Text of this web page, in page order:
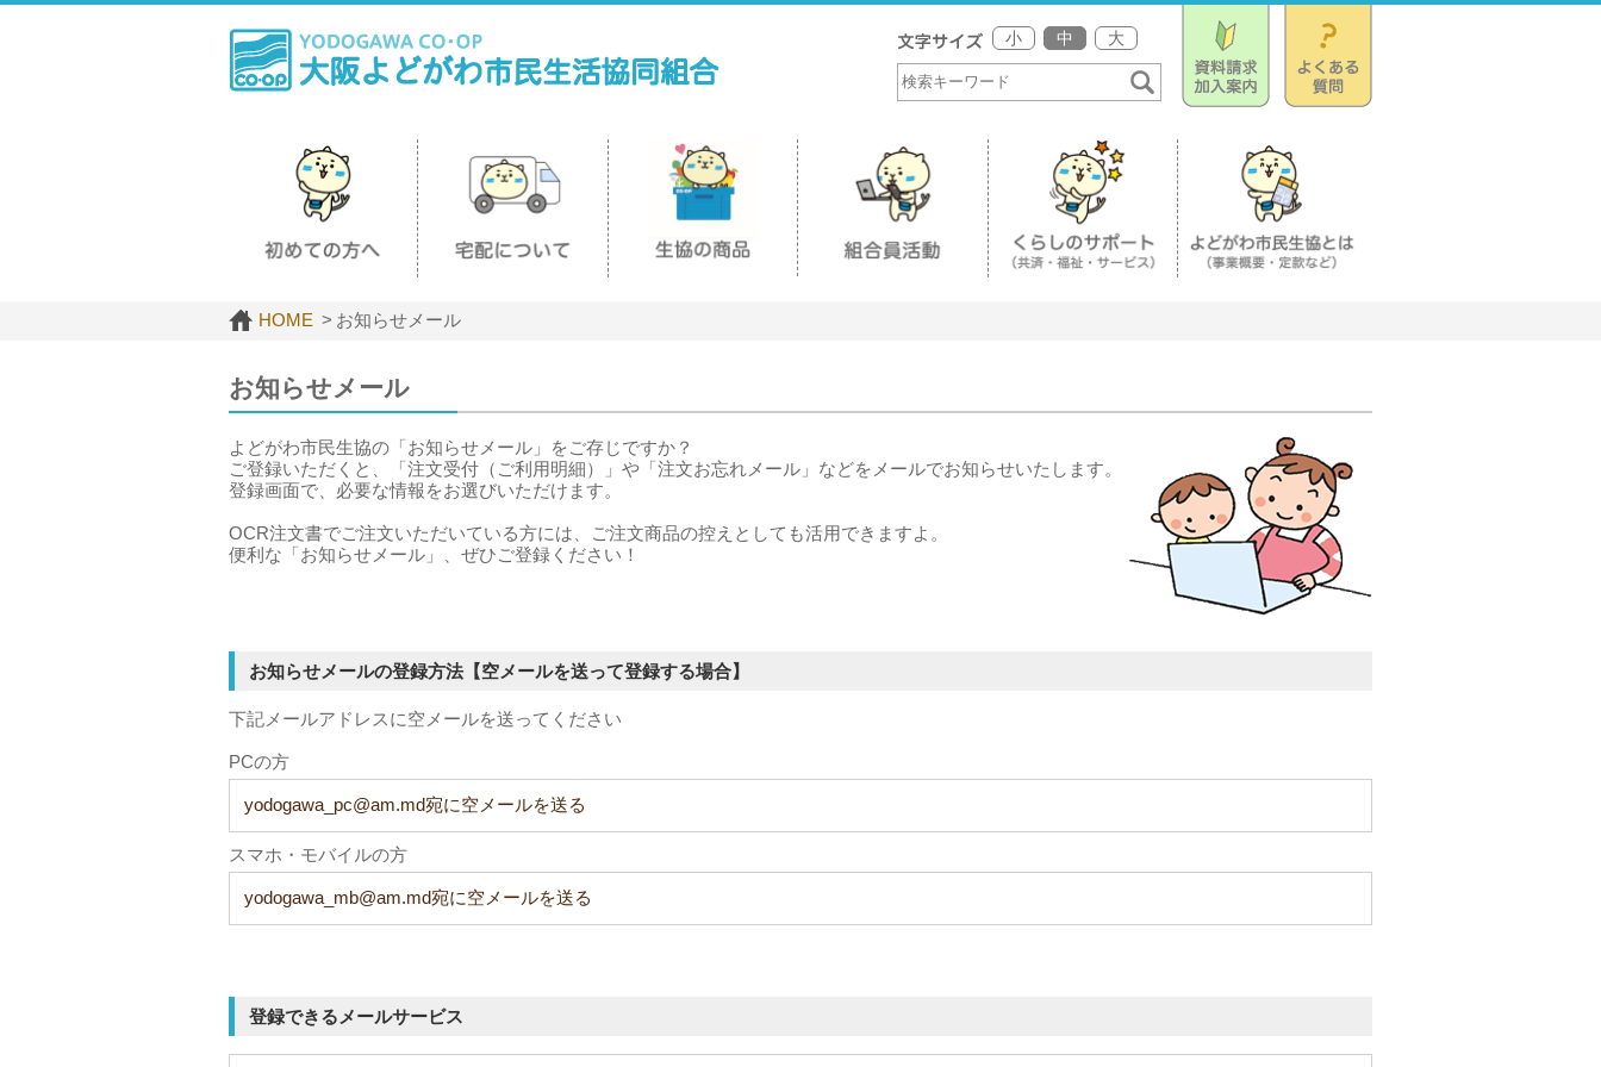
小 中 大
HOME お知らせメール
お知らせメール
よどがわ市民生協の「お知らせメール」をご存じですか？
ご登録いただくと、「注文受付（ご利用明細）」や「注文お忘れメール」などをメールでお知らせいたします。
登録画面で、必要な情報をお選びいただけます。
OCR注文書でご注文いただいている方には、ご注文商品の控えとしても活用できますよ。
便利な「お知らせメール」、ぜひご登録ください！
お知らせメールの登録方法【空メールを送って登録する場合】
下記メールアドレスに空メールを送ってください
PCの方
yodogawa_pc@am.md宛に空メールを送る
スマホ・モバイルの方
yodogawa_mb@am.md宛に空メールを送る
登録できるメールサービス